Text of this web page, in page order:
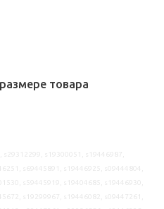
товара